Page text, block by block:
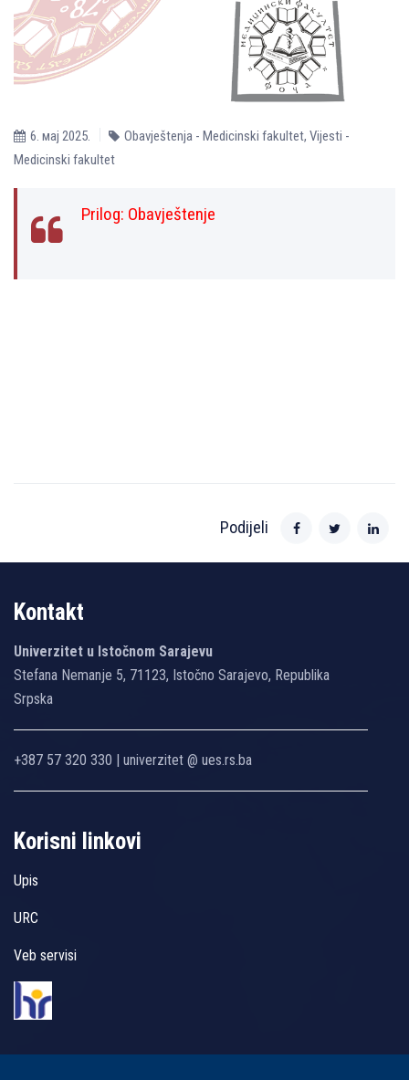
6. мај 2025. Obavještenja - Medicinski fakultet, Vijesti -
Medicinski fakultet
Prilog: Obavještenje
Podijeli
Kontakt
Univerzitet u Istočnom Sarajevu
Stefana Nemanje 5, 71123, Istočno Sarajevo, Republika
Srpska
+387 57 320 330 | univerzitet @ ues.rs.ba
Korisni linkovi
Upis
URC
Veb servisi